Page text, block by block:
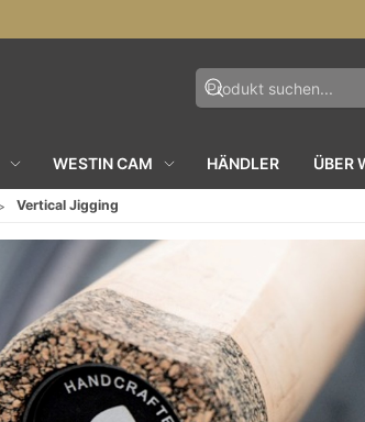
WESTIN CAM HÄNDLER ÜBER
Vertical Jigging